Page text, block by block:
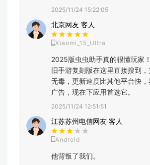
2025/11/24 15:22:05
北京网友 客人
Xiaomi_15_Ultra
2025版虫虫助手真的很懂玩家
旧手游复刻版在这里直接搜到
无毒，更新速度比其他平台快
广告，现在下应用首选它。
2025/11/24 12:51:51
江苏苏州电信网友 客人
Android
他背叛了我们。